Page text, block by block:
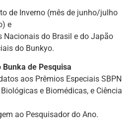
de Inverno (mês de junho/julho
e
Nacionais do Brasil e do Japão
do Bunkyo.
Bunka de Pesquisa
aos Prêmios Especiais SBPN
e Biomédicas, e Ciência
ao Pesquisador do Ano.